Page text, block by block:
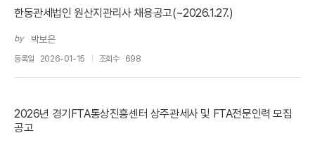
한동관세법인 원산지관리사 채용공고(~2026.1.27.)
by 박보은
등록일 2026-01-15 조회수 698
2026년 경기FTA통상진흥센터 상주관세사 및 FTA전문인력 모집
공고